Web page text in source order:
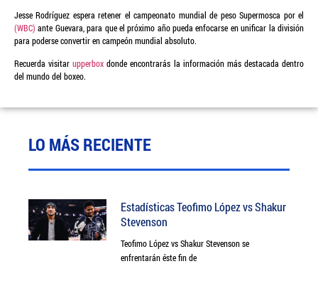
Jesse Rodríguez espera retener el campeonato mundial de peso Supermosca por el
(WBC) ante Guevara, para que el próximo año pueda enfocarse en unificar la división
para poderse convertir en campeón mundial absoluto.
Recuerda visitarupperbox donde encontrarás la información más destacada dentro
del mundo del boxeo.
LO MÁS RECIENTE
Estadísticas Teofimo López vs Shakur
Stevenson
Teofimo López vs Shakur Stevenson se
enfrentarán éste fin de